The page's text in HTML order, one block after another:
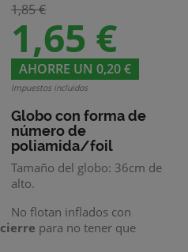
1,85 €
1,65 €
AHORRE UN 0,20 €
Impuestos incluidos
Globo con forma de
númerode
poliamida/foil
Tamaño del globo: 36cm de
alto.
No flotan inflados con
para no tener que